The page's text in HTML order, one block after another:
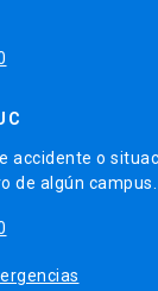
accidente o
de algún campus.